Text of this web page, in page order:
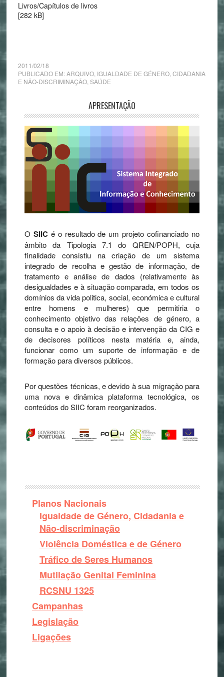
Livros/Capítulos de livros
[282 kB]
2011/02/18
PUBLICADO EM:ARQUIVO, IGUALDADE DE GÉNERO, CIDADANIA
E NÃO-DISCRIMINAÇÃO,SAÚDE
APRESENTAÇÃO
O SIICé o resultado de um projeto cofinanciado no
âmbito da Tipologia 7.1 do QREN/POPH, cuja
finalidade consistiu na criação de um sistema
integrado de recolha e gestão de informação, de
tratamento e análise de dados (relativamente às
desigualdades e à situação comparada, em todos os
domínios da vida politica, social, económica e cultural
entre homens e mulheres) que permitiria o
conhecimento objetivo das relações de género, a
consulta e o apoio à decisão e intervenção da CIG e
de decisores políticos nesta matéria e, ainda,
funcionar como um suporte de informação e de
formação para diversos públicos.
Por questões técnicas, e devido à sua migração para
uma nova e dinâmica plataforma tecnológica, os
conteúdos do SIIC foram reorganizados.
Planos Nacionais
Igualdade de Género, Cidadania e
Não-discriminação
Violência Doméstica e de Género
Tráfico de Seres Humanos
Mutilação Genital Feminina
RCSNU 1325
Campanhas
Legislação
Ligações